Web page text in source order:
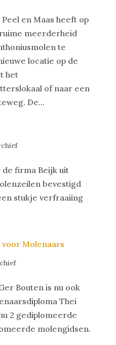
en Maas heeft op
meerderheid
te
locatie op de
het
of naar een
De...
firma Beijk uit
bevestigd
stukje verfraaiing
Molenaars
Bouten is nu ook
Thei
2 gediplomeerde
molengidsen.